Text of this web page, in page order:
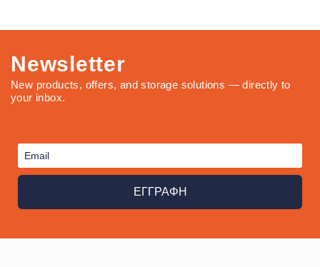
Newsletter
New products, offers, and storage solutions — directly to
your inbox.
ΕΓΓΡΑΦΗ